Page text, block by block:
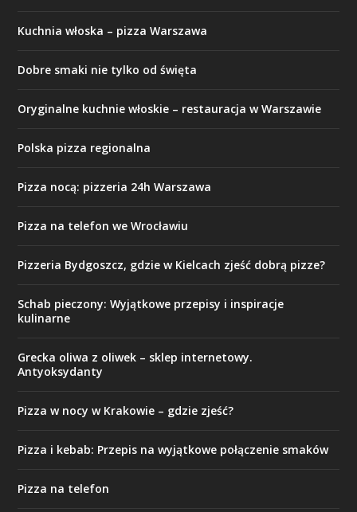
Kuchnia włoska – pizza Warszawa
Dobre smaki nie tylko od święta
Oryginalne kuchnie włoskie – restauracja w Warszawie
Polska pizza regionalna
Pizza nocą: pizzeria 24h Warszawa
Pizza na telefon we Wrocławiu
Pizzeria Bydgoszcz, gdzie w Kielcach zjeść dobrą pizze?
Schab pieczony: Wyjątkowe przepisy i inspiracje
kulinarne
Grecka oliwa z oliwek – sklep internetowy.
Antyoksydanty
Pizza w nocy w Krakowie – gdzie zjeść?
Pizza i kebab: Przepis na wyjątkowe połączenie smaków
Pizza na telefon